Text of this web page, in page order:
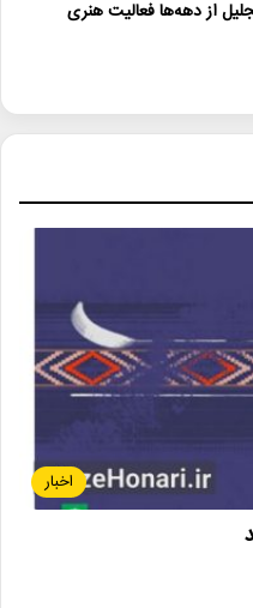
از دهه‌ها فعالیت هنری
اخبار